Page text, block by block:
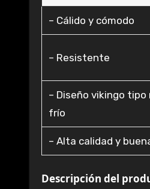
– Cálido y cómodo
– Resistente
– Diseño vikingo
frío
– Alta calidad y
Descripción del